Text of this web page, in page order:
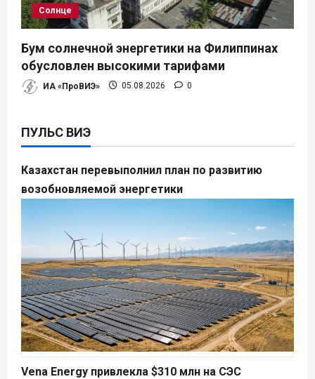
Солнце
Бум солнечной энергетики на Филиппинах
обусловлен высокими тарифами
ИА «ПроВИЭ» 05.08.2026 0
ПУЛЬС ВИЭ
Казахстан перевыполнил план по развитию
возобновляемой энергетики
Vena Energy привлекла $310 млн на СЭС